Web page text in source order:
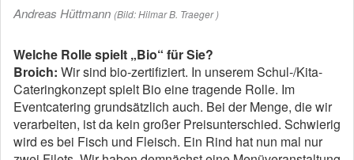
Andreas Hüttmann (Bild: Hilmar B. Traeger )
Welche Rolle spielt „Bio“ für Sie?
Broich: Wir sind bio-zertifiziert. In unserem Schul-/Kita-
Cateringkonzept spielt Bio eine tragende Rolle. Im
Eventcatering grundsätzlich auch. Bei der Menge, die wir
verarbeiten, ist da kein großer Preisunterschied. Schwierig
wird es bei Fisch und Fleisch. Ein Rind hat nun mal nur